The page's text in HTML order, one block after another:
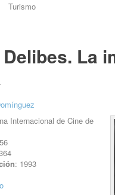
Turismo
La
Internacional de Cine de
: 1993